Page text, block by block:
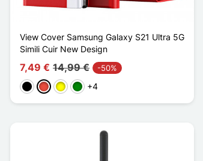
View Cover Samsung Galaxy S21 Ultra 5G
Simili Cuir New Design
7,49 € 14,99 € -50%
Schwarz
Rot GelbGrün+4